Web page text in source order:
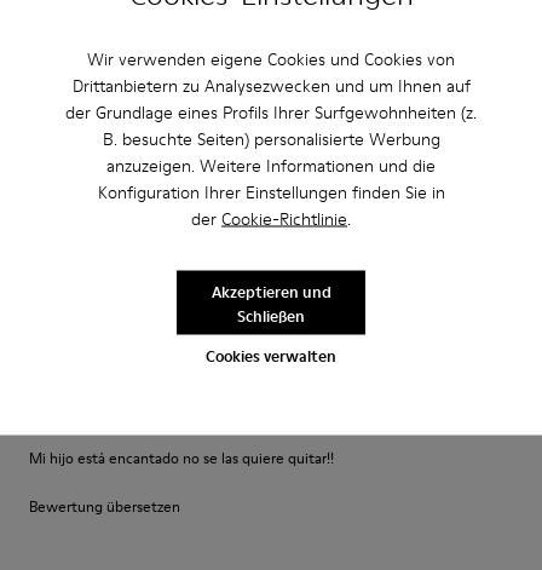
Wir verwenden eigene Cookies und Cookies von
Drittanbietern zu Analysezwecken und um Ihnen auf
der Grundlage eines Profils Ihrer Surfgewohnheiten (z.
B. besuchte Seiten) personalisierte Werbung
anzuzeigen. Weitere Informationen und die
Konfiguration Ihrer Einstellungen finden Sie in
der Cookie-Richtlinie.
Cookies verwalten
Akzeptieren und
Schließen
Anonymous·vor 1 Jahr
I bought this shoe for my 3 year old daughter. It is soft and comfortable
and the color is amazing
Bewertung übersetzen
Einstellung
Mi hijo está encantado no se las quiere quitar!!
Bewertung übersetzen